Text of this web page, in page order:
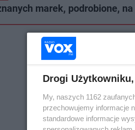
marek, podrobione,
Drogi Użytkowniku,
My, naszych 1162
przechowujemy informacje
standardowe informacje